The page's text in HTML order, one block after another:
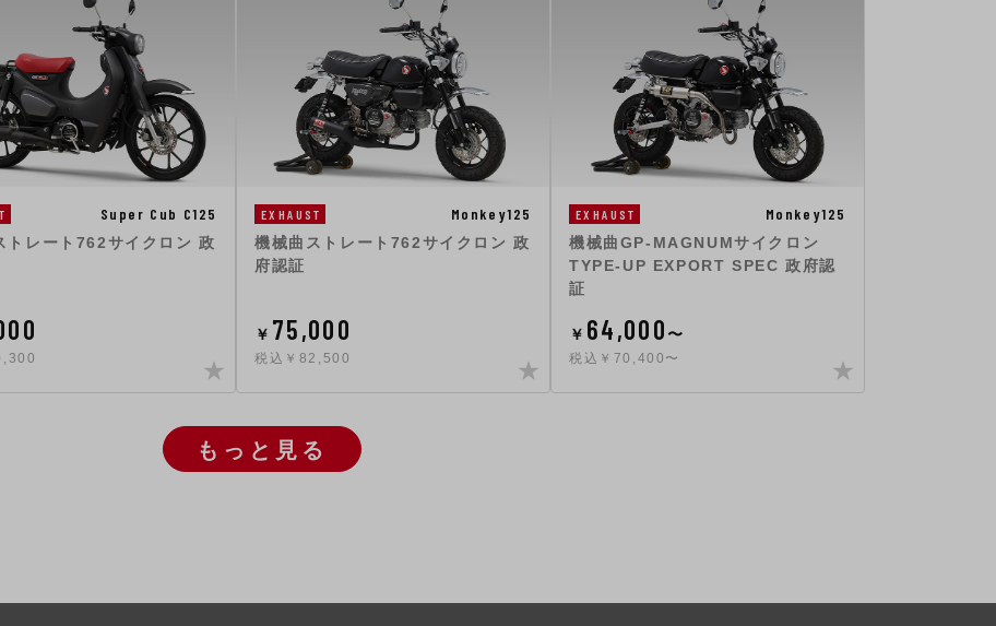
Super Cub C125
トレート762サイクロン 政
EXHAUST Monkey125
機械曲ストレート762サイクロン 政
府認証
￥ 75,000
税込￥82,500
EXHAUST Monkey125
機械曲GP-MAGNUMサイクロン
TYPE-UP EXPORT SPEC 政府認
証
￥ 64,000〜
税込￥70,400〜
もっと見る